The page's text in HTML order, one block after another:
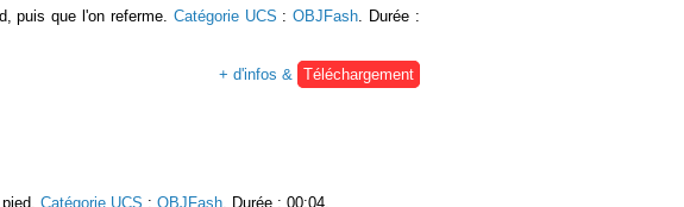
puis que l'on referme. Catégorie UCS :OBJFash. Durée :
+ d'infos & Téléchargement
Catégorie UCS : OBJFash. Durée : 00:04.